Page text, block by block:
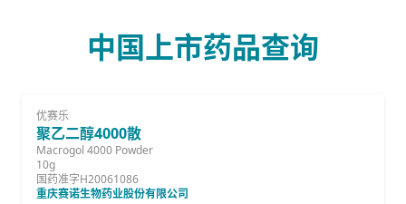
中国上市药品查询
优赛乐
聚乙二醇4000散
Macrogol 4000 Powder
10g
国药准字H20061086
重庆赛诺生物药业股份有限公司